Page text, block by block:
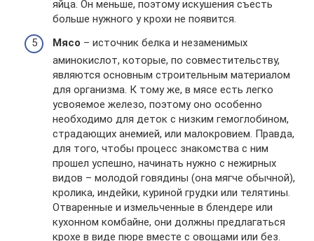
яйца. Он меньше, поэтому искушения съесть
больше нужного у крохи не появится.
Мясо – источник белка и незаменимых
аминокислот, которые, по совместительству,
являются основным строительным материалом
для организма. К тому же, в мясе есть легко
усвояемое железо, поэтому оно особенно
необходимо для деток с низким гемоглобином,
страдающих анемией, или малокровием. Правда,
для того, чтобы процесс знакомства с ним
прошел успешно, начинать нужно с нежирных
видов – молодой говядины (она мягче обычной),
кролика, индейки, куриной грудки или телятины.
Отваренные и измельченные в блендере или
кухонном комбайне, они должны предлагаться
крохе в виде пюре вместе с овощами или без.